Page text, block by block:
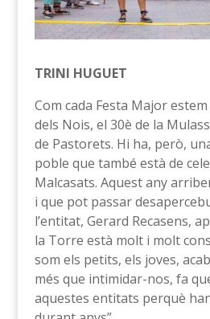
TRINI HUGUET
Com cada Festa Major
dels Nois, el 30è de la
de Pastorets. Hi ha, però,
poble que també està de
Malcasats. Aquest any
i que pot passar
l’entitat, Gerard Recasens,
la Torre està molt i molt
som els petits, els joves,
més que intimidar-nos, fa
aquestes entitats perquè